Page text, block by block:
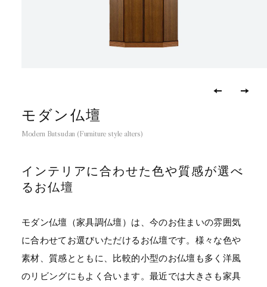
モダン仏壇
Modern Butsudan (Furniture style alters)
インテリアに合わせた色や質感が選べ
るお仏壇
モダン仏壇（家具調仏壇）は、今のお住まいの雰囲気
に合わせてお選びいただけるお仏壇です。様々な色や
素材、質感とともに、比較的小型のお仏壇も多く洋風
のリビングにもよく合います。最近では大きさも家具